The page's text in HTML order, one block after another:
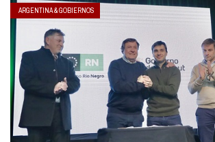
ARGENTINA & GOBIERNOS